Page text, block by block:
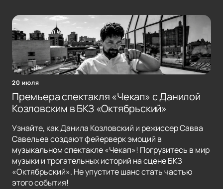
20 июля
Премьера спектакля «Чекап» с Данилой
Козловским в БКЗ «Октябрьский»
Узнайте, как Данила Козловский и режиссер Савва
Савельев создают фейерверк эмоций в
музыкальном спектакле «Чекап»! Погрузитесь в мир
музыки и трогательных историй на сцене БКЗ
«Октябрьский». Не упустите шанс стать частью
этого события!